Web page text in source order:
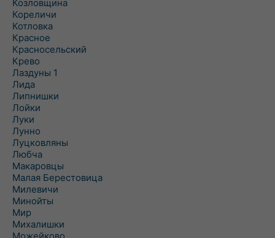
Козловщина
Кореличи
Котловка
Красное
Красносельский
Крево
Лаздуны 1
Лида
Липнишки
Лойки
Луки
Лунно
Луцковляны
Любча
Макаровцы
Малая Берестовица
Милевичи
Минойты
Мир
Михалишки